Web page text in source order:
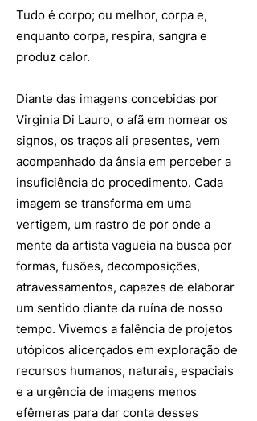
Tudo é corpo; ou melhor, corpa e,
enquanto corpa, respira, sangra e
produz calor.
Diante das imagens concebidas por
Virginia Di Lauro, o afã em nomear os
signos, os traços ali presentes, vem
acompanhado da ânsia em perceber a
insuficiência do procedimento. Cada
imagem se transforma em uma
vertigem, um rastro de por onde a
mente da artista vagueia na busca por
formas, fusões, decomposições,
atravessamentos, capazes de elaborar
um sentido diante da ruína de nosso
tempo. Vivemos a falência de projetos
utópicos alicerçados em exploração de
recursos humanos, naturais, espaciais
e a urgência de imagens menos
efêmeras para dar conta desses